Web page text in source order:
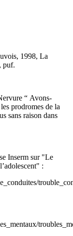
1998, La
puf.
“ Avons-
prodromes de la
sans raison dans
Inserm sur "Le
: